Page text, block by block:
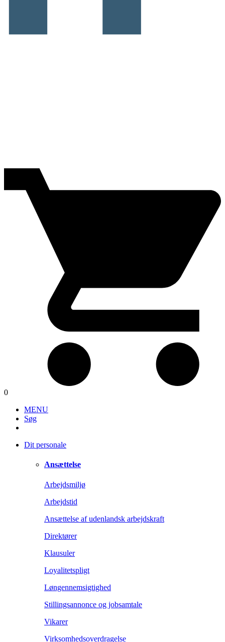
0
MENU
Søg
Dit personale
Ansættelse
Arbejdsmiljø
Arbejdstid
Ansættelse af udenlandsk arbejdskraft
Direktører
Klausuler
Loyalitetspligt
Løngennemsigtighed
Stillingsannonce og jobsamtale
Vikarer
Virksomhedsoverdragelse